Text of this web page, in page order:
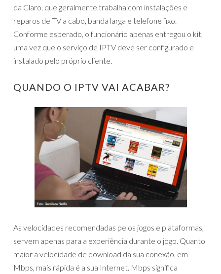
da Claro, que geralmente trabalha com instalações e
reparos de TV a cabo, banda larga e telefone fixo.
Conforme esperado, o funcionário apenas entregou o kit,
uma vez que o serviço de IPTV deve ser configurado e
instalado pelo próprio cliente.
QUANDO O IPTV VAI ACABAR?
As velocidades recomendadas pelos jogos e plataformas,
servem apenas para a experiência durante o jogo. Quanto
maior a velocidade de download da sua conexão, em
Mbps, mais rápida é a sua Internet. Mbps significa